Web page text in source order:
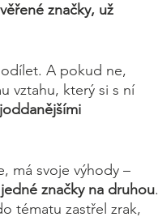
značky, už
A pokud ne,
vztahu, který si s ní
má svoje výhody –
značky na druhou.
tématu zastřel zrak,